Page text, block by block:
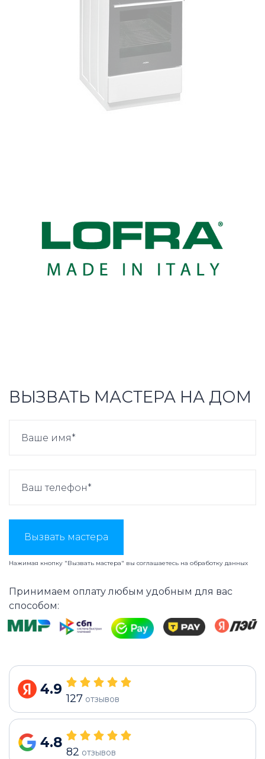
ВЫЗВАТЬ МАСТЕРА НА ДОМ
Вызвать мастера
Нажимая кнопку "Вызвать мастера" вы соглашаетесь на обработку данных
Принимаем оплату любым удобным для вас
способом:
4.9
127 отзывов
4.8
82 отзывов